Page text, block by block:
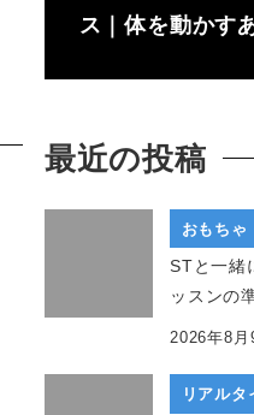
ス｜体を動かす
最近の投稿
おもちゃ
STと一緒
ッスンの
2026年8月
リアルタ